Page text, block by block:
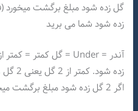
زده شود شما می برید
زده
اگر 2 گل زده شود مبلغ برگشت میخورد (فسخ شرط)